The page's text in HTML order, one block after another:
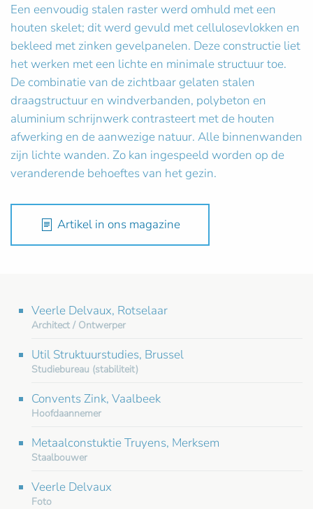
Een eenvoudig stalen raster werd omhuld met een
houten skelet; dit werd gevuld met cellulosevlokken en
bekleed met zinken gevelpanelen. Deze constructie liet
het werken met een lichte en minimale structuur toe.
De combinatie van de zichtbaar gelaten stalen
draagstructuur en windverbanden, polybeton en
aluminium schrijnwerk contrasteert met de houten
afwerking en de aanwezige natuur. Alle binnenwanden
zijn lichte wanden. Zo kan ingespeeld worden op de
veranderende behoeftes van het gezin.
Artikel in ons magazine
Veerle Delvaux, Rotselaar
Architect / Ontwerper
Util Struktuurstudies, Brussel
Studiebureau (stabiliteit)
Convents Zink, Vaalbeek
Hoofdaannemer
Metaalconstuktie Truyens, Merksem
Staalbouwer
Veerle Delvaux
Foto